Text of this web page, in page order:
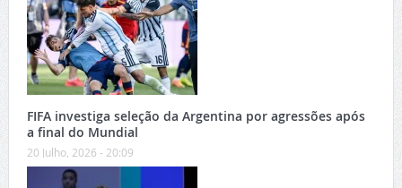
FIFA investiga seleção da Argentina por agressões após
a final do Mundial
20 Julho, 2026 - 20:09